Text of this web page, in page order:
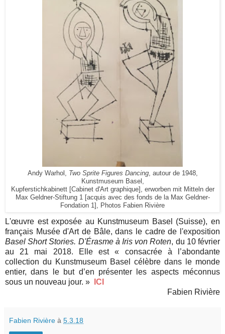
Andy Warhol, Two Sprite Figures Dancing, autour de 1948,
Kunstmuseum Basel,
Kupferstichkabinett [Cabinet d'Art graphique], erworben mit Mitteln der
Max Geldner-Stiftung 1 [acquis avec des fonds de la Max Geldner-
Fondation 1], Photos Fabien Rivière
L'œuvre est exposée au Kunstmuseum Basel (Suisse), en
français Musée d'Art de Bâle, dans le cadre de l'exposition
Basel Short Stories. D'Érasme à Iris von Roten, du 10 février
au 21 mai 2018. Elle est « consacrée à l’abondante
collection du Kunstmuseum Basel célèbre dans le monde
entier, dans le but d’en présenter les aspects méconnus
sous un nouveau jour. »
ICI
Fabien Rivière
Fabien Rivière à 5.3.18